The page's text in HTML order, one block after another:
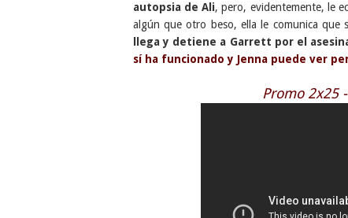
autopsia de Ali, pero, evidentemente, le
algún que otro beso, ella le comunica que
llega y detiene a Garrett por el
sí ha funcionado y Jenna puede ver
Promo 2x25